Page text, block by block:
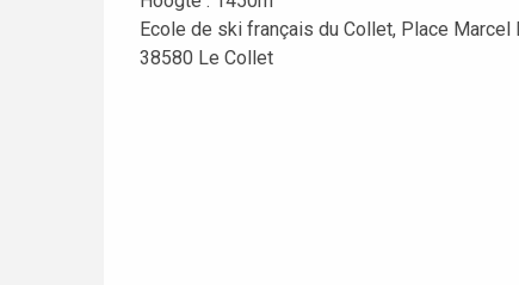
Ecole de ski français du Collet, Place Marcel
38580 Le Collet